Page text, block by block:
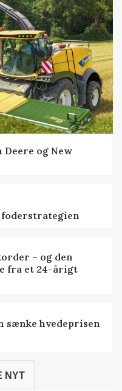
og New
foderstrategien
– og den
fra et 24-årigt
sænke hvedeprisen
NYT